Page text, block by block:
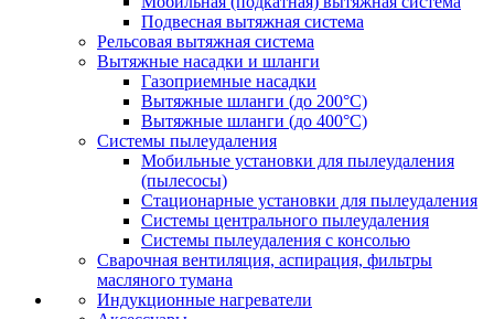
Подвесная вытяжная система
Рельсовая вытяжная система
Вытяжные насадки и шланги
Газоприемные насадки
Вытяжные шланги (до 200°C)
Вытяжные шланги (до 400°C)
Системы пылеудаления
Мобильные установки для пылеудаления
(пылесосы)
Стационарные установки для пылеудаления
Системы центрального пылеудаления
Системы пылеудаления с консолью
Сварочная вентиляция, аспирация, фильтры
масляного тумана
Индукционные нагреватели